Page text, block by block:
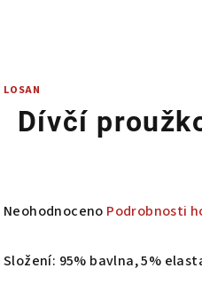
LOSAN
Dívčí
Průměrné
produktu
Neohodnoceno Podrobnosti
Složení: 95% bavlna, 5%